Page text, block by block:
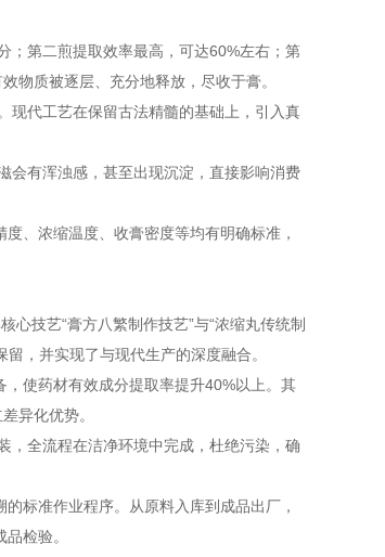
；第二煎提取效率最高，可达60%左右；第
物质被逐层、充分地释放，尽收于膏。
现代工艺在保留古法精髓的基础上，引入真
会有浑浊感，甚至出现沉淀，直接影响消费
、浓缩温度、收膏密度等均有明确标准，
技艺“膏方八繁制作技艺”与“浓缩丸传统制
，并实现了与现代生产的深度融合。
使药材有效成分提取率提升40%以上。其
异化优势。
，全流程在洁净环境中完成，杜绝污染，确
标准作业程序。从原料入库到成品出厂，
检验。